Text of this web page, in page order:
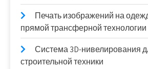
Печать изображений на
прямой трансферной технологии
Система 3D-нивелирования
строительной техники